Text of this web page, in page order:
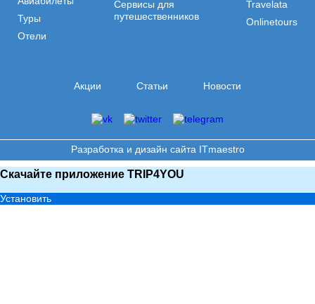
Туры
Отели
Сервисы для
путешественников
Travelata
Onlinetours
Акции Статьи Новости
Разработка и дизайн сайта ITmaestro
Скачайте приложение TRIP4YOU
Установить